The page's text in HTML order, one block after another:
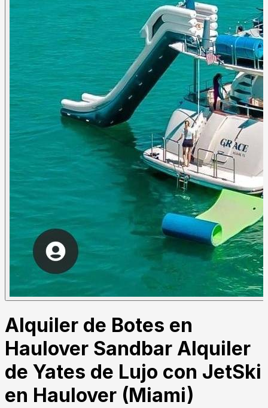
Alquiler de Botes en
Haulover Sandbar Alquiler
de Yates de Lujo con JetSki
en Haulover (Miami)